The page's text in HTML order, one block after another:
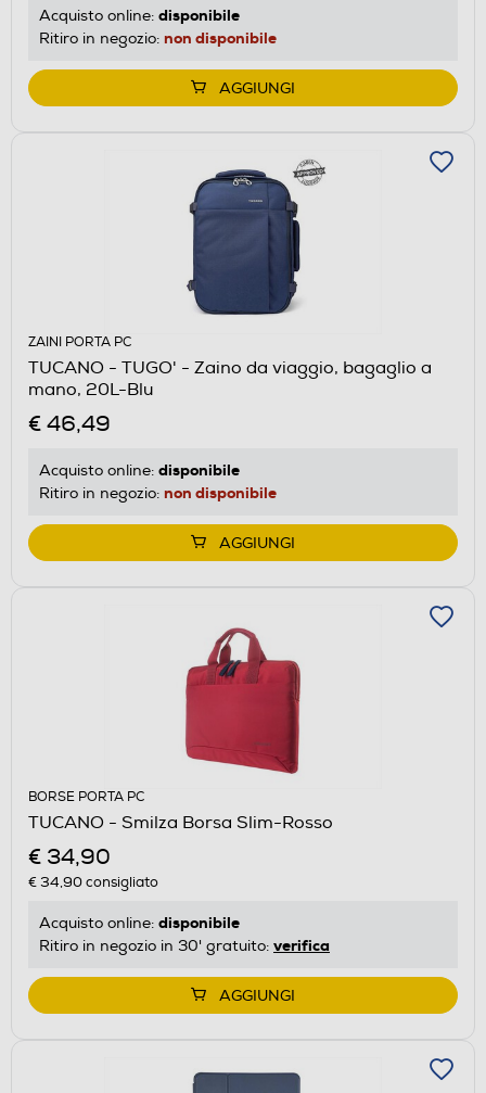
Acquisto online: disponibile
Ritiro in negozio: non disponibile
AGGIUNGI
ZAINI PORTA PC
TUCANO - TUGO' - Zaino da viaggio, bagaglio a
mano, 20L-Blu
€ 46,49
Acquisto online: disponibile
Ritiro in negozio: non disponibile
AGGIUNGI
BORSE PORTA PC
TUCANO - Smilza Borsa Slim-Rosso
€ 34,90
€ 34,90consigliato
Acquisto online: disponibile
Ritiro in negozio in 30' gratuito: verifica
AGGIUNGI